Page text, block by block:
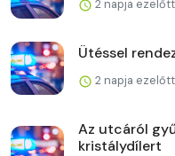
2 napja ezelőtt
Ütéssel
2 napja ezelőtt
Az utcáról
kristálydílert